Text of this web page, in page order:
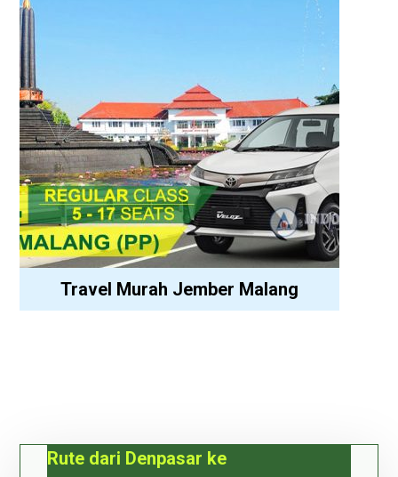
Travel Murah Jember Malang
Rute dari Denpasar ke